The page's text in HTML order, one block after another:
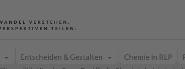
Entscheiden & Gestalten Chemie in RLP